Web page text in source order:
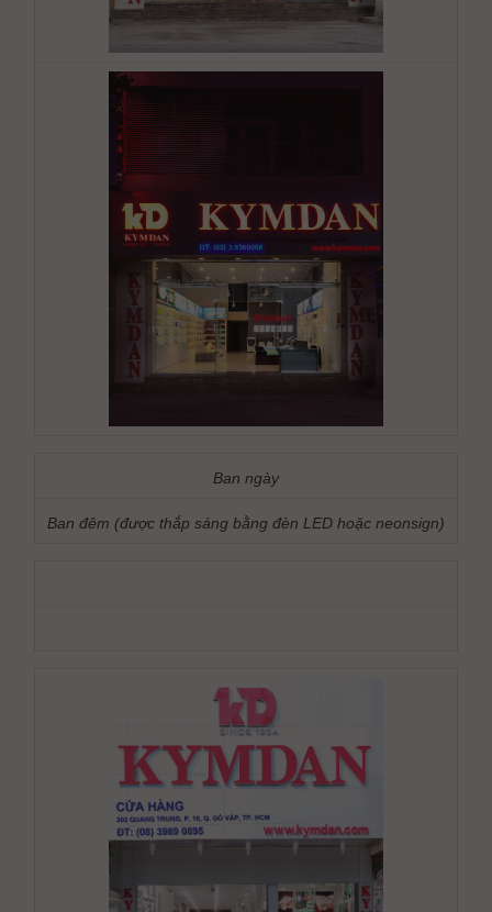
Ban ngày
Ban đêm (được thắp sáng bằng đèn LED hoặc neonsign)